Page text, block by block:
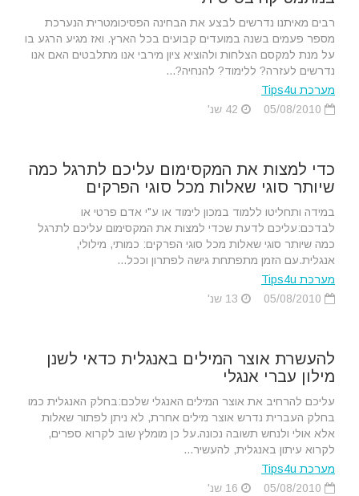
רבים מאיתנו נדרשים לבצע את הבחינה הפסיכומטרית הנערכת
מספר פעמים בשנה במועדים קבועים בכל הארץ. ואז מגיע הרגע בו
על מנת למקסם הצלחות ולהוציא ציון מירבי אנו מתלבטים האם אנו
נדרשים לעזרה? ללימוד? להנחיה?...
מערכת Tips4u
כדי למצות את המקסימום עליכם לתרגל כמה
שיותר סוגי שאלות מכל סוגי הפרקים
במידה ותחליטו ללמוד במכון לימוד או ע"י אדם פרטי או
לבדכם:עליכם לדעת שכדי למצות את המקסימום עליכם לתרגל
כמה שיותר סוגי שאלות מכל סוגי הפרקים: כמותי, מילולי,
אנגלית.עם הזמן מתפתחת גישה לפתרון וככל...
מערכת Tips4u
להעשרת אוצר המילים באנגלית כדאי לשנן
מילון עברי אנגלי
עליכם להרחיב את אוצר המילים האנגלי שלכם:בחלק האנגלית כמו
בחלק העברית נדרש אוצר מילים אחרת, לא ניתן לפתור שאלות
אלא אולי ולנחש תשובה נכונה.על כן מומלץ שוב לקרוא ספרים,
לקרוא עיתון באנגלית, להעשיר...
מערכת Tips4u